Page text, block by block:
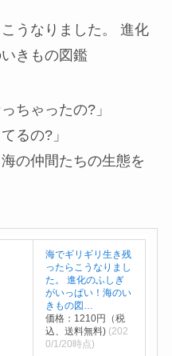
うなりました。 進化
きもの図鑑
ちゃったの?」
るの?」
の仲間たちの生態を
海でギリギリ生き残
ったらこうなりまし
た。 進化のふしぎ
がいっぱい！海のい
きもの図…
価格：1210円（税
込、送料無料) (202
0/1/20時点)